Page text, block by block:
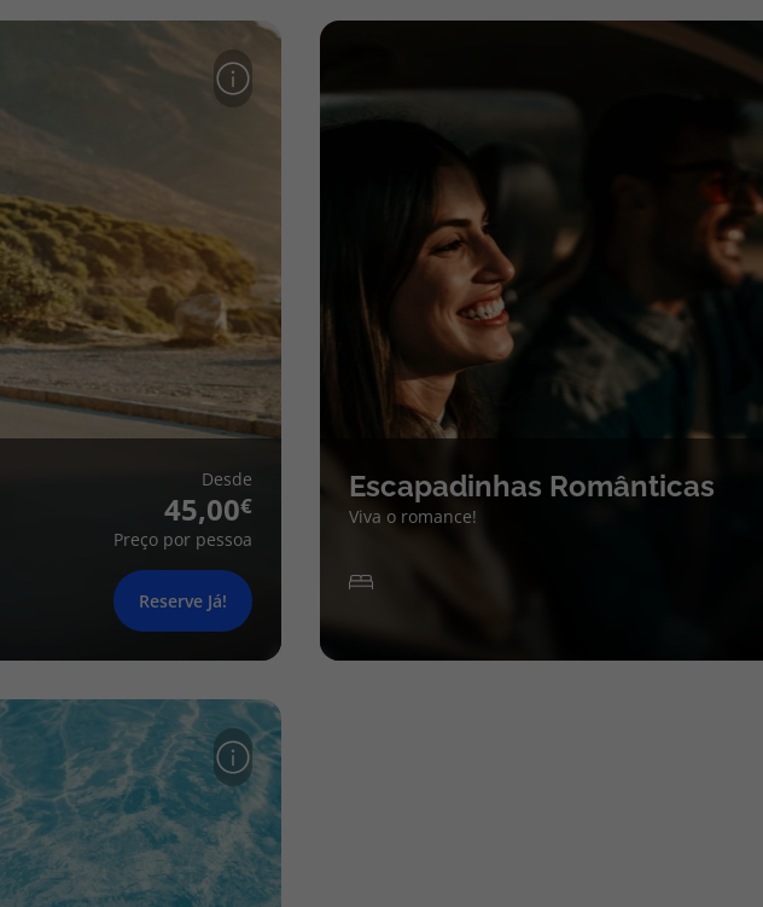
Desde
45,00
Preço por pessoa
Reserve Já!
Escapadinhas Românticas
Viva o romance!